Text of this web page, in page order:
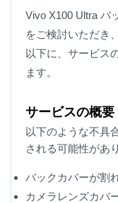
Vivo X100 Ultra バ
をご検討いただき
以下に、サービス
ます。
サービスの概要
以下のような不具
される可能性があ
バックカバーが割
カメラレンズカバ